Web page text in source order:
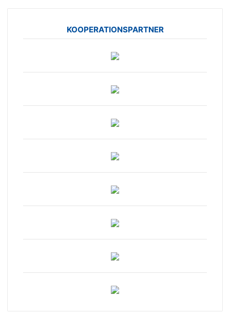
KOOPERATIONSPARTNER